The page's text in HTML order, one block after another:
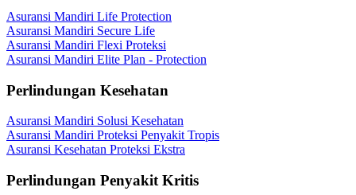
Asuransi Mandiri Life Protection
Asuransi Mandiri Secure Life
Asuransi Mandiri Flexi Proteksi
Asuransi Mandiri Elite Plan - Protection
Perlindungan Kesehatan
Asuransi Mandiri Solusi Kesehatan
Asuransi Mandiri Proteksi Penyakit Tropis
Asuransi Kesehatan Proteksi Ekstra
Perlindungan Penyakit Kritis